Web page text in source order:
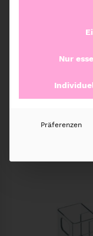
Zusätzliche
Nur
Präferenzen